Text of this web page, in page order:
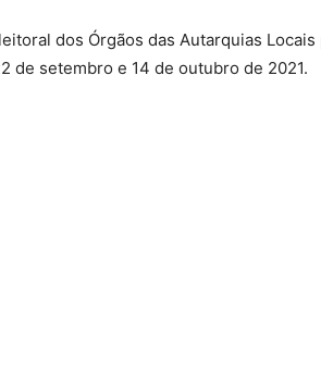
dos Órgãos das Autarquias
de setembro e 14 de outubro de 2021.